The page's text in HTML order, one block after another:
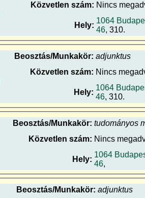
Közvetlen szám: Nincs
Hely:
1064
46, 310.
Beosztás/Munkakör: adjunktus
Közvetlen szám: Nincs
Hely:
1064
46, 310.
Beosztás/Munkakör: tudományos
Közvetlen szám: Nincs
Hely:
1064
46,
Beosztás/Munkakör: adjunktus